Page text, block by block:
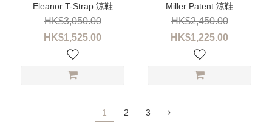
Eleanor T-Strap 涼鞋
HK$1,525.00
HK$3,050.00
Miller Patent 涼鞋
HK$1,225.00
HK$2,450.00
1 2 3